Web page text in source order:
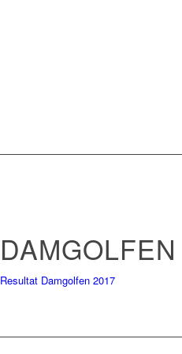
Resultat Damgolfen 2017